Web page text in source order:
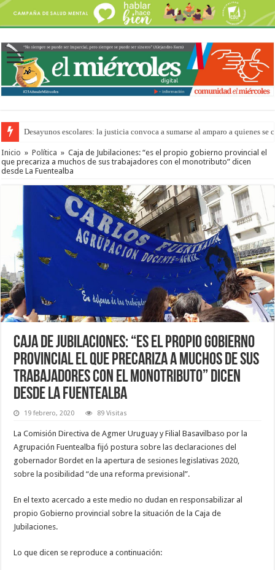
Desayunos escolares: la justicia convoca a sumarse al amparo a quienes se
Inicio » Política » Caja de Jubilaciones: “es el propio gobierno provincial el
que precariza a muchos de sus trabajadores con el monotributo” dicen
desde La Fuentealba
Caja de Jubilaciones: “es el propio gobierno
provincial el que precariza a muchos de sus
trabajadores con el monotributo” dicen
desde La Fuentealba
19 febrero, 2020 89 Visitas
La Comisión Directiva de Agmer Uruguay y Filial Basavilbaso por la
Agrupación Fuentealba fijó postura sobre las declaraciones del
gobernador Bordet en la apertura de sesiones legislativas 2020,
sobre la posibilidad “de una reforma previsional”.
En el texto acercado a este medio no dudan en responsabilizar al
propio Gobierno provincial sobre la situación de la Caja de
Jubilaciones.
Lo que dicen se reproduce a continuación: